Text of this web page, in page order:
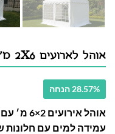
אוהל לארועים 2X6 מ"ר – מוטות פלדה
28.57% הנחה
עמידה למים עם חלונות